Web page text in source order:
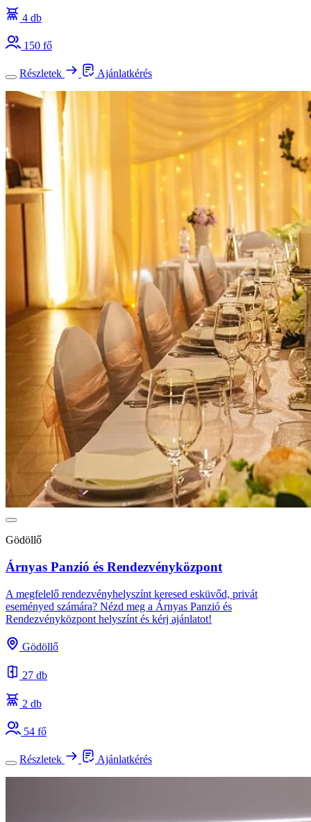
4 db
150 fő
Részletek Ajánlatkérés
Gödöllő
Árnyas Panzió és Rendezvényközpont
A megfelelő rendezvényhelyszínt keresed esküvőd, privát
eseményed számára? Nézd meg a Árnyas Panzió és
Rendezvényközpont helyszínt és kérj ajánlatot!
Gödöllő
27 db
2 db
54 fő
Részletek Ajánlatkérés